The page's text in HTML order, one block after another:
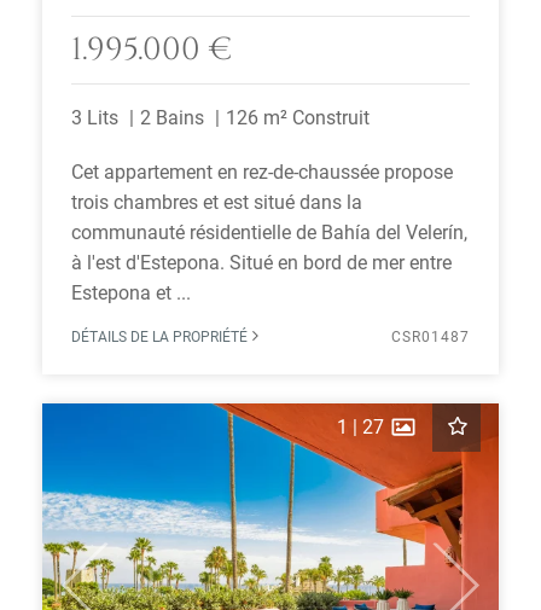
1.995.000 €
3 Lits 2 Bains 126 m² Construit
Cet appartement en rez-de-chaussée propose
trois chambres et est situé dans la
communauté résidentielle de Bahía del Velerín,
à l'est d'Estepona. Situé en bord de mer entre
Estepona et ...
DÉTAILS DE LA PROPRIÉTÉ CSR01487
Previous Next
1 | 27